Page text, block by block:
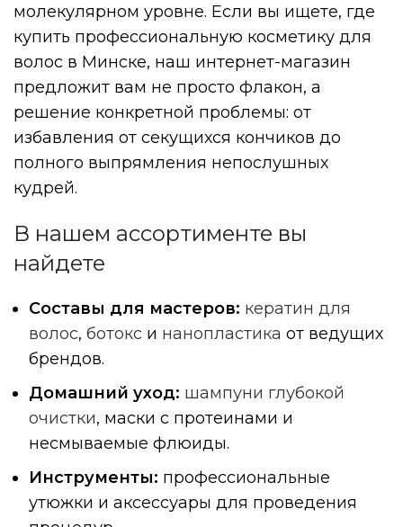
молекулярном уровне. Если вы ищете, где
купить профессиональную косметику для
волос в Минске, наш интернет-магазин
предложит вам не просто флакон, а
решение конкретной проблемы: от
избавления от секущихся кончиков до
полного выпрямления непослушных
кудрей.
В нашем ассортименте вы
найдете
Составы для мастеров: кератин для
волос, ботокс и нанопластика от ведущих
брендов.
Домашний уход: шампуни глубокой
очистки, маски с протеинами и
несмываемые флюиды.
Инструменты: профессиональные
утюжки и аксессуары для проведения